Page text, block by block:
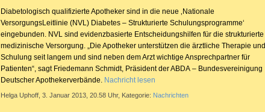
Diabetologisch qualifizierte Apotheker sind in die neue ‚Nationale
VersorgungsLeitlinie (NVL) Diabetes – Strukturierte Schulungsprogramme‘
eingebunden. NVL sind evidenzbasierte Entscheidungshilfen für die strukturierte
medizinische Versorgung. „Die Apotheker unterstützen die ärztliche Therapie und
Schulung seit langem und sind neben dem Arzt wichtige Ansprechpartner für
Patienten“, sagt Friedemann Schmidt, Präsident der ABDA – Bundesvereinigung
Deutscher Apothekerverbände. Nachricht lesen
Helga Uphoff, 3. Januar 2013, 20.58 Uhr, Kategorie: Nachrichten